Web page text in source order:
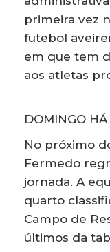
primeira vez
futebol
em que tem
aos atletas
DOMINGO HÁ
No próximo
Fermedo
jornada. A
quarto
Campo de
últimos da